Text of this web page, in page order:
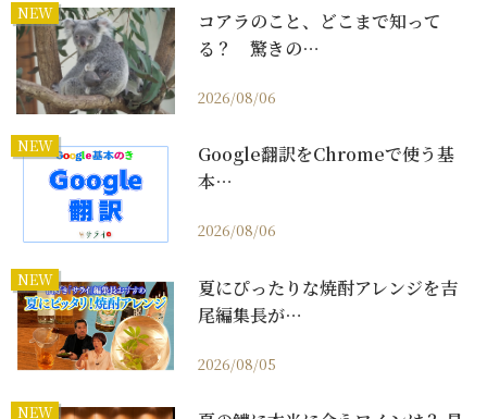
NEW
コアラのこと、どこまで知って
る？ 驚きの…
2026/08/06
NEW
Google翻訳をChromeで使う基
本…
2026/08/06
NEW
夏にぴったりな焼酎アレンジを吉
尾編集長が…
2026/08/05
NEW